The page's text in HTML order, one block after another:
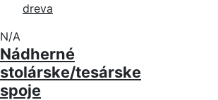
dreva
N/A
Nádherné
stolárske/tesárske
spoje